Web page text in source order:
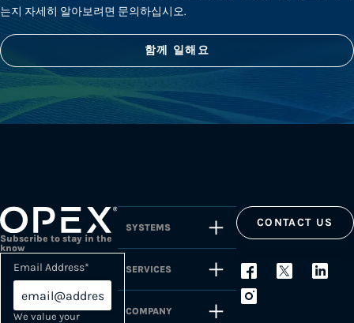
는지 자세히 알아보려면 문의하십시오.
함께 일해요
Subscribe to stay in the
know
Email Address*
We value your
SYSTEMS
SERVICES
COMPANY
CONTACT US